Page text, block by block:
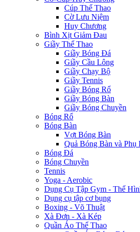
Cúp Thể Thao
Cờ Lưu Niệm
Huy Chương
Bình Xịt Giảm Đau
Giầy Thể Thao
Giầy Bóng Đá
Giầy Cầu Lông
Giầy Chạy Bộ
Giầy Tennis
Giầy Bóng Rổ
Giầy Bóng Bàn
Giầy Bóng Chuyền
Bóng Rổ
Bóng Bàn
Vợt Bóng Bàn
Quả Bóng Bàn và Phụ
Bóng Đá
Bóng Chuyền
Tennis
Yoga - Aerobic
Dụng Cụ Tập Gym - Thể
Dụng cụ tập cơ bụng
Boxing - Võ Thuật
Xà Đơn - Xà Kép
Quần Áo Thể Thao